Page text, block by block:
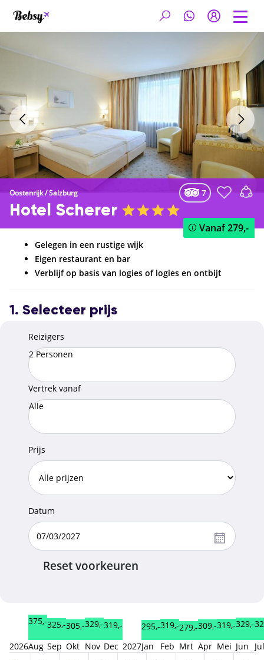
Oostenrijk/Salzburg 7
Hotel Scherer
Vanaf279,-
Gelegen in een rustige wijk
Eigen restaurant en bar
Verblijf op basis van logies of logies en ontbijt
1. Selecteer prijs
Reizigers
2 Personen
Vertrek vanaf
Alle
Prijs
Datum
Reset voorkeuren
2026
375,-
Aug
325,-
Sep
305,-
Okt
329,-
Nov
319,-
Dec 2027
295,-
Jan
319,-
Feb
279,-
Mrt
309,-
Apr
319,-
Mei
329,-
Jun
Jul